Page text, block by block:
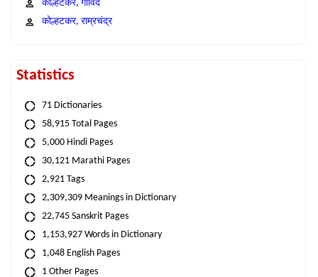
कोल्हटकर, गोविंद
कोल्हटकर, राम्रचंद्र
Statistics
71 Dictionaries
58,915 Total Pages
5,000 Hindi Pages
30,121 Marathi Pages
2,921 Tags
2,309,309 Meanings in Dictionary
22,745 Sanskrit Pages
1,153,927 Words in Dictionary
1,048 English Pages
1 Other Pages